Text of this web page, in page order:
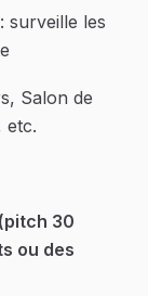
: surveille les
Salon de
etc.
30
ou des